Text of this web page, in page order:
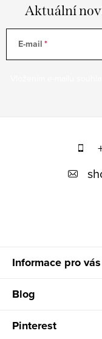
Aktuální
E-mail
Informace pro vás
Blog
Pinterest